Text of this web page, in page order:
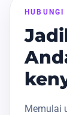
Memulai